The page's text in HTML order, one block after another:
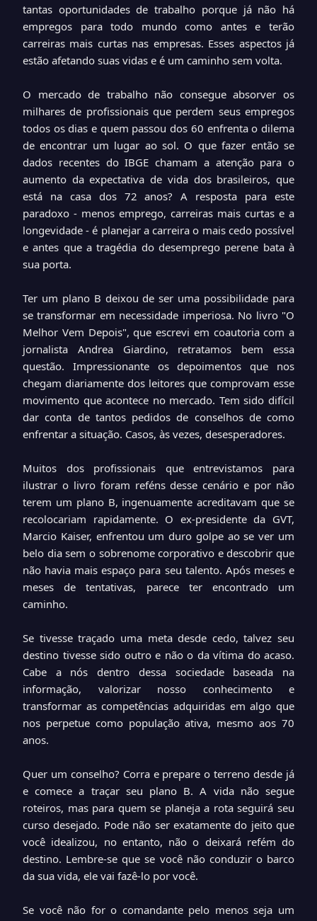
tantas oportunidades de trabalho porque já não há
empregos para todo mundo como antes e terão
carreiras mais curtas nas empresas. Esses aspectos já
estão afetando suas vidas e é um caminho sem volta.
O mercado de trabalho não consegue absorver os
milhares de profissionais que perdem seus empregos
todos os dias e quem passou dos 60 enfrenta o dilema
de encontrar um lugar ao sol. O que fazer então se
dados recentes do IBGE chamam a atenção para o
aumento da expectativa de vida dos brasileiros, que
está na casa dos 72 anos? A resposta para este
paradoxo - menos emprego, carreiras mais curtas e a
longevidade - é planejar a carreira o mais cedo possível
e antes que a tragédia do desemprego perene bata à
sua porta.
Ter um plano B deixou de ser uma possibilidade para
se transformar em necessidade imperiosa. No livro "O
Melhor Vem Depois", que escrevi em coautoria com a
jornalista Andrea Giardino, retratamos bem essa
questão. Impressionante os depoimentos que nos
chegam diariamente dos leitores que comprovam esse
movimento que acontece no mercado. Tem sido difícil
dar conta de tantos pedidos de conselhos de como
enfrentar a situação. Casos, às vezes, desesperadores.
Muitos dos profissionais que entrevistamos para
ilustrar o livro foram reféns desse cenário e por não
terem um plano B, ingenuamente acreditavam que se
recolocariam rapidamente. O ex-presidente da GVT,
Marcio Kaiser, enfrentou um duro golpe ao se ver um
belo dia sem o sobrenome corporativo e descobrir que
não havia mais espaço para seu talento. Após meses e
meses de tentativas, parece ter encontrado um
caminho.
Se tivesse traçado uma meta desde cedo, talvez seu
destino tivesse sido outro e não o da vítima do acaso.
Cabe a nós dentro dessa sociedade baseada na
informação, valorizar nosso conhecimento e
transformar as competências adquiridas em algo que
nos perpetue como população ativa, mesmo aos 70
anos.
Quer um conselho? Corra e prepare o terreno desde já
e comece a traçar seu plano B. A vida não segue
roteiros, mas para quem se planeja a rota seguirá seu
curso desejado. Pode não ser exatamente do jeito que
você idealizou, no entanto, não o deixará refém do
destino. Lembre-se que se você não conduzir o barco
da sua vida, ele vai fazê-lo por você.
Se você não for o comandante pelo menos seja um